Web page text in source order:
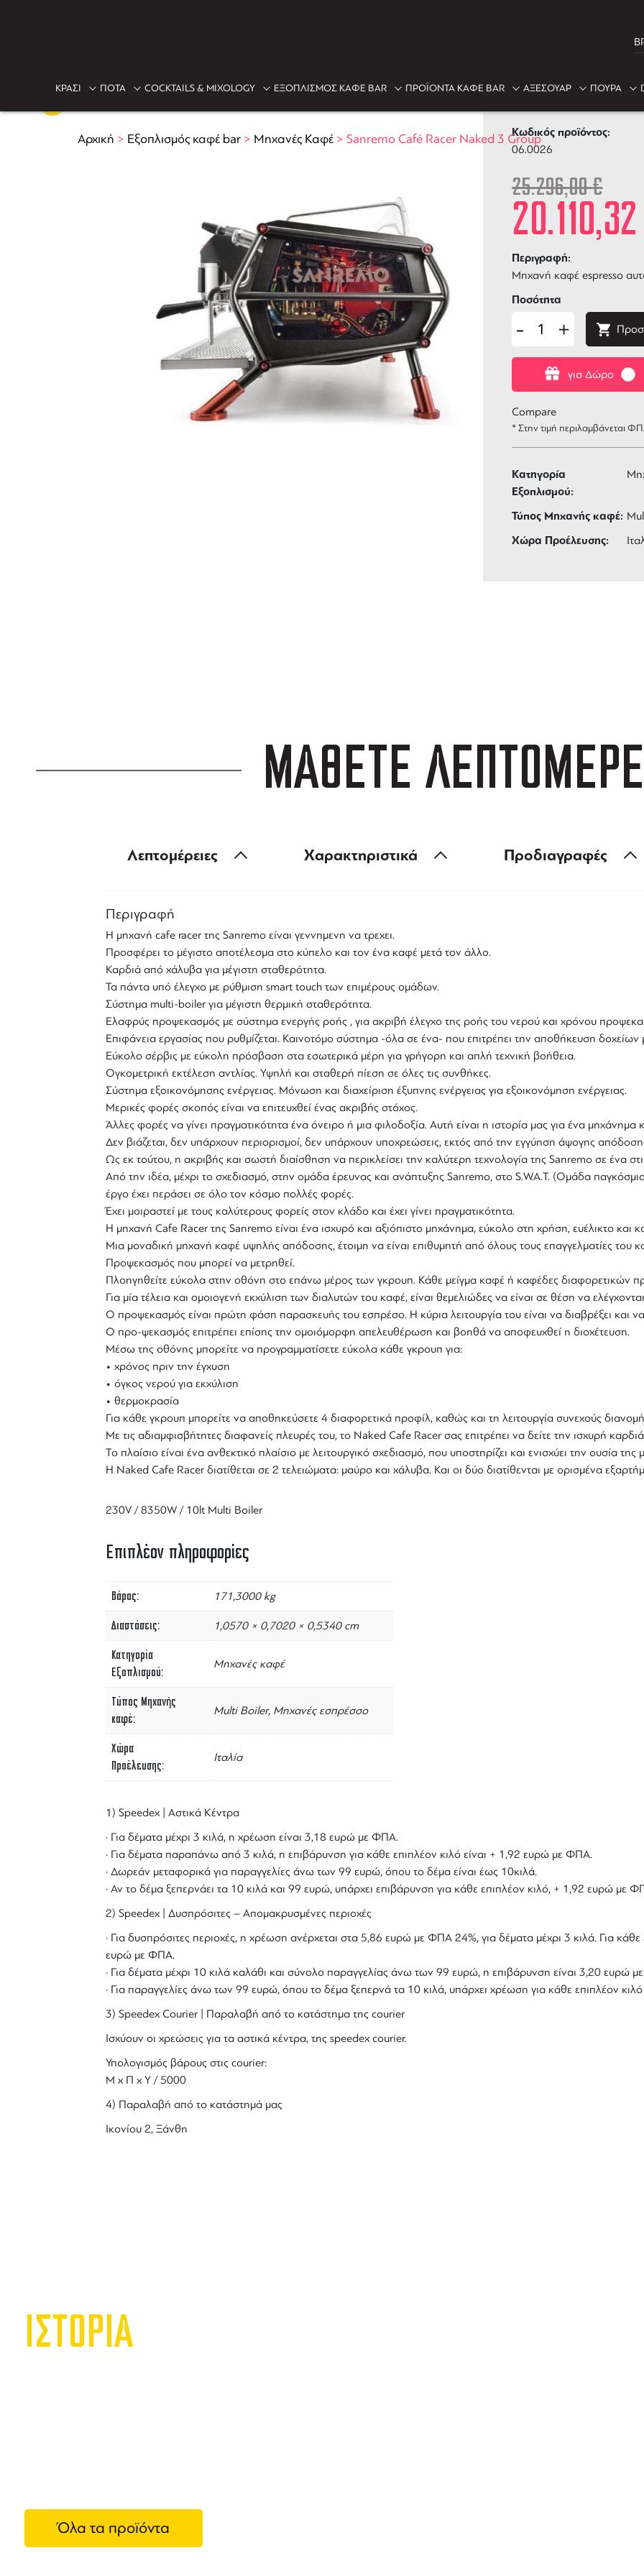
ΚΡΑΣΙ ΠΟΤΑ COCKTAILS & MIXOLOGY ΕΞΟΠΛΙΣΜΟΣ ΚΑΦΕ BAR ΠΡΟΪΟΝΤΑ ΚΑΦΕ BAR ΑΞΕΣΟΥΑΡ ΠΟΥΡΑ
Αρχική > Εξοπλισμός καφέ bar> Μηχανές Καφέ> Sanremo Café Racer Naked 3 Group
Sanremo
Κωδικός προϊόντος:
06.0026
25.296,00€
Περιγραφή:
Μηχανή καφέ espresso
για Δώρο
Ποσότητα
- +
Compare
* Στην τιμή περιλαμβάνεται
Κατηγορία
Εξοπλισμού:
Τύπος Μηχανής καφέ:
Χώρα Προέλευσης:
ΜΑΘΕΤΕ
Λεπτομέρειες Χαρακτηριστικά Προδιαγραφές
Περιγραφή
Η μηχανή cafe racerτης Sanremo είναι γεννημενη να τρεχει.
Προσφέρει το μέγιστο αποτέλεσμα στο κύπελο και τον ένα καφέ μετά τον άλλο.
Καρδιά από χάλυβα για μέγιστη σταθερότητα.
Τα πάντα υπό έλεγχο με ρύθμιση smart touch των επιμέρους ομάδων.
Σύστημα multi-boilerγια μέγιστη θερμική σταθερότητα.
Ελαφρύς προψεκασμός με σύστημα ενεργής ροής , για ακριβή έλεγχο της ροής του νερού και χρόνου
Επιφάνεια εργασίας που ρυθμίζεται. Καινοτόμο σύστημα -όλα σε ένα- που επιτρέπει την αποθήκευση
Εύκολο σέρβις με εύκολη πρόσβαση στα εσωτερικά μέρη για γρήγορη και απλή τεχνική βοήθεια.
Ογκομετρική εκτέλεση αντλίας. Υψηλή και σταθερή πίεση σε όλες τις συνθήκες.
Σύστημα εξοικονόμησης ενέργειας. Μόνωση και διαχείριση έξυπνης ενέργειας για εξοικονόμηση ενέργειας.
Μερικές φορές σκοπός είναι να επιτευχθεί ένας ακριβής στόχος.
Άλλες φορές να γίνει πραγματικότητα ένα όνειρο ή μια φιλοδοξία. Αυτή είναι η ιστορία μας για ένα
Δεν βιάζεται, δεν υπάρχουν περιορισμοί, δεν υπάρχουν υποχρεώσεις, εκτός από την εγγύηση άψογης
Ως εκ τούτου, η ακριβής και σωστή διαίσθηση να περικλείσει την καλύτερη τεχνολογία της Sanremo σε ένα
Από την ιδέα, μέχρι το σχεδιασμό, στην ομάδα έρευνας και ανάπτυξης Sanremo, στο S.W.A.T. (Ομάδα
έργο έχει περάσει σε όλο τον κόσμο πολλές φορές.
Έχει μοιραστεί με τους καλύτερους φορείς στον κλάδο και έχει γίνει πραγματικότητα.
Η μηχανή Cafe Racer της Sanremo είναι ένα ισχυρό και αξιόπιστο μηχάνημα, εύκολο στη χρήση, ευέλικτο και
Μια μοναδική μηχανή καφέ υψηλής απόδοσης, έτοιμη να είναι επιθυμητή από όλους τους επαγγελματίες του
Προψεκασμός που μπορεί να μετρηθεί.
Πλοηγηθείτε εύκολα στην οθόνη στο επάνω μέρος των γκρουπ. Κάθε μείγμα καφέ ή καφέδες διαφορετικών
Για μία τέλεια και ομοιογενή εκχύλιση των διαλυτών του καφέ, είναι θεμελιώδες να είναι σε θέση να
Ο προψεκασμός είναι πρώτη φάση παρασκευής του εσπρέσο. Η κύρια λειτουργία του είναι να διαβρέξει και να
Ο προ-ψεκασμός επιτρέπει επίσης την ομοιόμορφη απελευθέρωση και βοηθά να αποφευχθεί η διοχέτευση.
Μέσω της οθόνης μπορείτε να προγραμματίσετε εύκολα κάθε γκρουπ για:
• χρόνος πριν την έγχυση
• όγκος νερού για εκχύλιση
• θερμοκρασία
Για κάθε γκρουπ μπορείτε να αποθηκεύσετε 4 διαφορετικά προφίλ, καθώς και τη λειτουργία συνεχούς
Με τις αδιαμφισβήτητες διαφανείς πλευρές του, το Naked Cafe Racer σας επιτρέπει να δείτε την ισχυρή
Το πλαίσιο είναι ένα ανθεκτικό πλαίσιο με λειτουργικό σχεδιασμό, που υποστηρίζει και ενισχύει την ουσία
Η Naked Cafe Racerδιατίθεται σε 2 τελειώματα: μαύρο και χάλυβα. Και οι δύο διατίθενται με ορισμένα
230V / 8350W / 10lt Multi Boiler
Επιπλέον πληροφορίες
Βάρος 171,3000 kg
Διαστάσεις 1,0570 × 0,7020 × 0,5340 cm
Κατηγορία
Εξοπλισμού
Μηχανές καφέ
Τύπος Μηχανής
καφέ
Multi Boiler, Μηχανές εσπρέσσο
Χώρα
Προέλευσης
Ιταλία
1) Speedex | Αστικά Κέντρα
· Για δέματα μέχρι 3 κιλά, η χρέωση είναι 3,18 ευρώ με ΦΠΑ.
· Για δέματα παραπάνω από 3 κιλά, η επιβάρυνση για κάθε επιπλέον κιλό είναι + 1,92 ευρώ με ΦΠΑ.
· Δωρεάν μεταφορικά για παραγγελίες άνω των 99 ευρώ, όπου το δέμα είναι έως 10κιλά.
· Αν το δέμα ξεπερνάει τα 10 κιλά και 99 ευρώ, υπάρχει επιβάρυνση για κάθε επιπλέον κιλό, + 1,92 ευρώ με
2) Speedex | Δυσπρόσιτες – Απομακρυσμένες περιοχές
· Για δυσπρόσιτες περιοχές, η χρέωση ανέρχεται στα 5,86 ευρώ με ΦΠΑ 24%, για δέματα μέχρι 3 κιλά. Για
ευρώ με ΦΠΑ.
· Για δέματα μέχρι 10 κιλά καλάθι και σύνολο παραγγελίας άνω των 99 ευρώ, η επιβάρυνση είναι 3,20 ευρώ
· Για παραγγελίες άνω των 99 ευρώ, όπου το δέμα ξεπερνά τα 10 κιλά, υπάρχει χρέωση για κάθε επιπλέον
3) Speedex Courier | Παραλαβή από το κατάστημα της courier
Ισχύουν οι χρεώσεις για τα αστικά κέντρα, της speedex courier.
Υπολογισμός βάρους στις courier:
Μ x Π x Y / 5000
4) Παραλαβή από το κατάστημά μας
Ικονίου 2, Ξάνθη
ΙΣΤΟΡΙΑ
Όλα τα προϊόντα